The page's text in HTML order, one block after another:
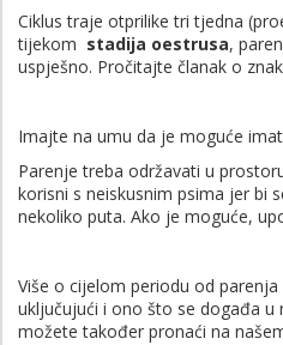
Ciklus traje otprilike tri tjedna
tijekom stadija oestrusa,
uspješno. Pročitajte članak o
Imajte na umu da je moguće
Parenje treba održavati u
korisni s neiskusnim psima jer bi
nekoliko puta. Ako je moguće,
Više o cijelom periodu od
uključujući i ono što se događa
možete također pronaći na